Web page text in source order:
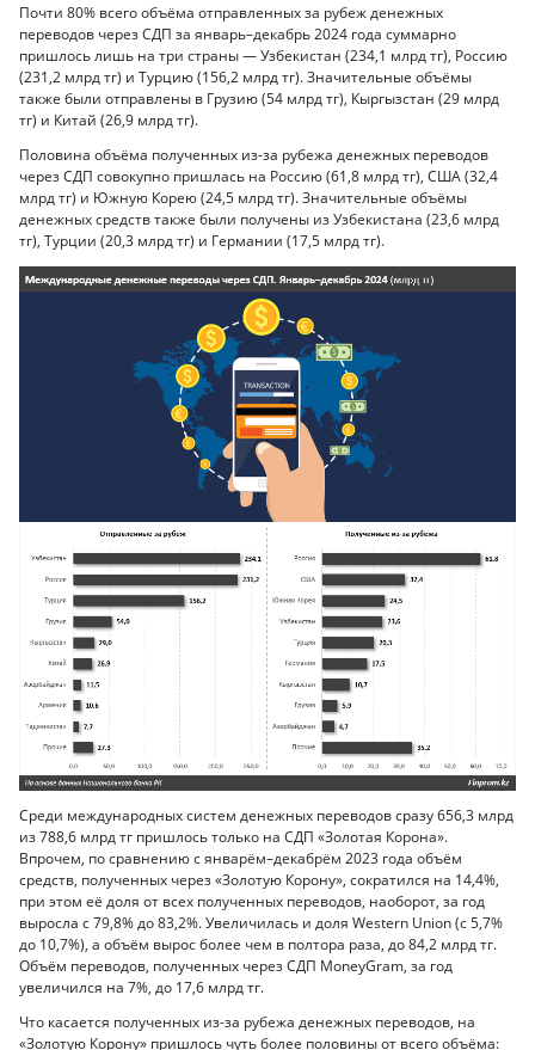
Почти 80% всего объёма отправленных за рубеж денежных
переводов через СДП за январь–декабрь 2024 года суммарно
пришлось лишь на три страны — Узбекистан (234,1 млрд тг), Россию
(231,2 млрд тг) и Турцию (156,2 млрд тг). Значительные объёмы
также были отправлены в Грузию (54 млрд тг), Кыргызстан (29 млрд
тг) и Китай (26,9 млрд тг).
Половина объёма полученных из-за рубежа денежных переводов
через СДП совокупно пришлась на Россию (61,8 млрд тг), США (32,4
млрд тг) и Южную Корею (24,5 млрд тг). Значительные объёмы
денежных средств также были получены из Узбекистана (23,6 млрд
тг), Турции (20,3 млрд тг) и Германии (17,5 млрд тг).
Среди международных систем денежных переводов сразу 656,3 млрд
из 788,6 млрд тг пришлось только на СДП «Золотая Корона».
Впрочем, по сравнению с январём–декабрём 2023 года объём
средств, полученных через «Золотую Корону», сократился на 14,4%,
при этом её доля от всех полученных переводов, наоборот, за год
выросла с 79,8% до 83,2%. Увеличилась и доля Western Union (с 5,7%
до 10,7%), а объём вырос более чем в полтора раза, до 84,2 млрд тг.
Объём переводов, полученных через СДП MoneyGram, за год
увеличился на 7%, до 17,6 млрд тг.
Что касается полученных из-за рубежа денежных переводов, на
«Золотую Корону» пришлось чуть более половины от всего объёма: